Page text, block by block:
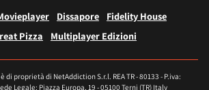
Dissapore
Fidelity House
Pizza
Multiplayer Edizioni
proprietà di NetAddiction S.r.l. REA TR - 80133 - P.iva:
Legale: Piazza Europa, 19 - 05100 Terni (TR) Italy